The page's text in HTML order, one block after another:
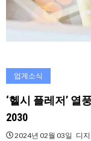
업계소식
‘헬시 플레저’ 열
2030
2024년 02월 03일 디